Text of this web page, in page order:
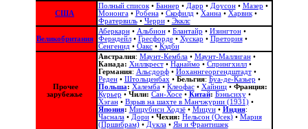
США
Полный список• Баннер • Дарр • Доусон• Мазер •
Мононга• Робена• Скофилд • Ханна• Харвик•
Фратервиль• Черри• Экклс
Великобритания
Аберкарн• Альбион‎• Блантайр • Изингтон•
Ферндейл• Гресфорде• Хускар • Претория•
Сенгенид • Оакс• Кэдби
Прочее
зарубежье
Австралия: Маунт-Кембла• Маунт-Маллиган•
Канада: Хиллкрест• Нанаймо • Спрингхилл•
Германия: Альсдорф• Йоханнгеоргендштадт•
Реден• Штольценбах • Бельгия: Буа-де-Казьер •
Польша: Халемба• Клеофас• Хайниц• Франция:
Курьер • Чили: Сан-Хосе• Китай: Бэньсиху•
Хэган• Взрыв на шахте в Манчжурии (1931)•
Япония: Мицубиси Ходзё• Мицуи• Индия:
Часнала• Дори• Чехия: Нельсон (Осек)• Мария
(Пршибрам)• Дукла• Ян и Франтишек